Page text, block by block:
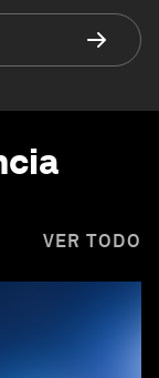
VER TODO